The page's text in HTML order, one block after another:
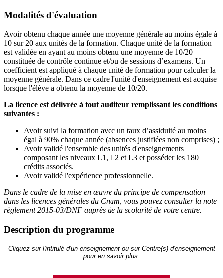
Modalités d'évaluation
Avoir obtenu chaque année une moyenne générale au moins égale à
10 sur 20 aux unités de la formation. Chaque unité de la formation
est validée en ayant au moins obtenu une moyenne de 10/20
constituée de contrôle continue et/ou de sessions d’examens. Un
coefficient est appliqué à chaque unité de formation pour calculer la
moyenne générale. Dans ce cadre l'unité d'enseignement est acquise
lorsque l'élève a obtenu la moyenne de 10/20.
La licence est délivrée à tout auditeur remplissant les conditions
suivantes :
Avoir suivi la formation avec un taux d’assiduité au moins
égal à 90% chaque année (absences justifiées non comprises) ;
Avoir validé l'ensemble des unités d'enseignements
composant les niveaux L1, L2 et L3 et posséder les 180
crédits associés.
Avoir validé l'expérience professionnelle.
Dans le cadre de la mise en œuvre du principe de compensation
dans les licences générales du Cnam, vous pouvez consulter la note
règlement 2015-03/DNF auprès de la scolarité de votre centre.
Description du programme
Cliquez sur l'intitulé d'un enseignement ou sur Centre(s) d'enseignement
pour en savoir plus.